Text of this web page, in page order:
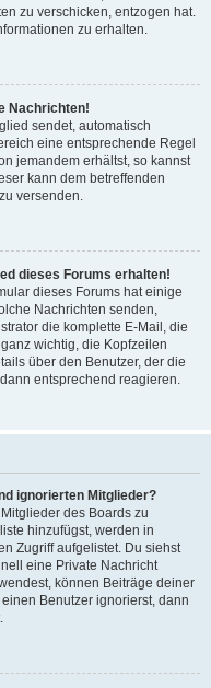
zu verschicken, entzogen hat.
zu erhalten.
Nachrichten!
sendet, automatisch
eine entsprechende Regel
jemandem erhältst, so kannst
kann dem betreffenden
versenden.
dieses Forums erhalten!
dieses Forums hat einige
Nachrichten senden,
die komplette E-Mail, die
wichtig, die Kopfzeilen
über den Benutzer, der die
entsprechend reagieren.
ignorierten Mitglieder?
des Boards zu
hinzufügst, werden in
Zugriff aufgelistet. Du siehst
eine Private Nachricht
können Beiträge deiner
Benutzer ignorierst, dann